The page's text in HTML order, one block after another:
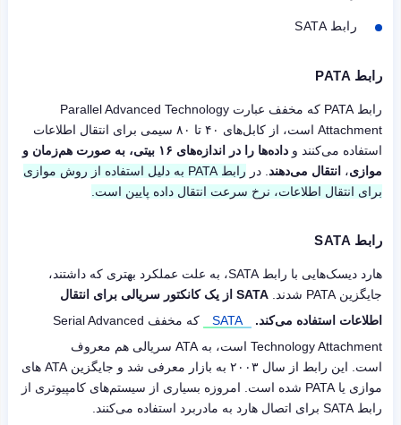
رابط SATA
رابط PATA
رابط PATA که مخفف عبارت Parallel Advanced Technology
Attachment است، از کابل‌های ۴۰ تا ۸۰ سیمی برای انتقال اطلاعات
استفاده می‌کنند و
داده‎‌ها را در اندازه‌های ۱۶ بیتی، به صورت هم‌زمان و
موازی، انتقال می‌دهند . در
رابط PATA به دلیل استفاده از روش موازی
برای انتقال اطلاعات، نرخ سرعت انتقال داده پایین است.
رابط SATA
هارد دیسک‌هایی با رابط SATA، به علت عملکرد بهتری که داشتند،
جایگزین PATA شدند.
SATA از یک کانکتور سریالی برای انتقال
اطلاعات استفاده می‌کند.
SATA
که مخفف Serial Advanced
Technology Attachment است، به ATA سریالی هم معروف
است. این رابط از سال ۲۰۰۳ به بازار معرفی شد و جایگزین ATA های
موازی یا PATA شده است. امروزه بسیاری از سیستم‌های کامپیوتری از
رابط SATA برای اتصال هارد به مادربرد استفاده می‌کنند.